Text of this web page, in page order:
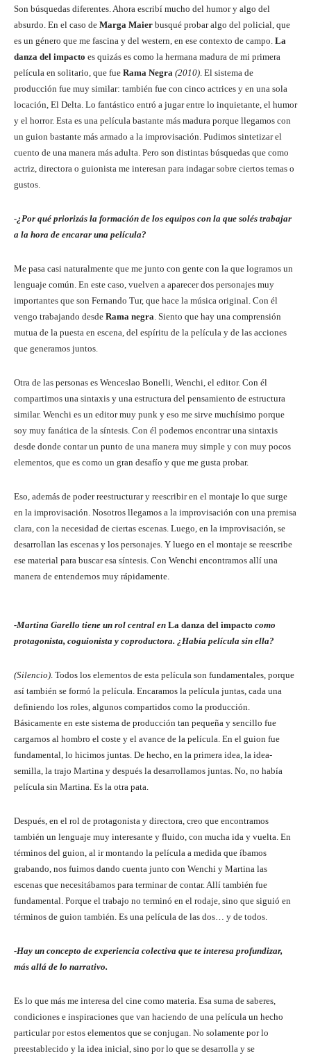
Son búsquedas diferentes. Ahora escribí mucho del humor y algo del
absurdo. En el caso de Marga Maier busqué probar algo del policial, que
es un género que me fascina y del western, en ese contexto de campo. La
danza del impacto es quizás es como la hermana madura de mi primera
película en solitario, que fue Rama Negra (2010) . El sistema de
producción fue muy similar: también fue con cinco actrices y en una sola
locación, El Delta. Lo fantástico entró a jugar entre lo inquietante, el humor
y el horror. Esta es una película bastante más madura porque llegamos con
un guion bastante más armado a la improvisación. Pudimos sintetizar el
cuento de una manera más adulta. Pero son distintas búsquedas que como
actriz, directora o guionista me interesan para indagar sobre ciertos temas o
gustos.
-¿Por qué priorizás la formación de los equipos con la que solés trabajar
a la hora de encarar una película?
Me pasa casi naturalmente que me junto con gente con la que logramos un
lenguaje común. En este caso, vuelven a aparecer dos personajes muy
importantes que son Fernando Tur, que hace la música original. Con él
vengo trabajando desde Rama negra . Siento que hay una comprensión
mutua de la puesta en escena, del espíritu de la película y de las acciones
que generamos juntos.
Otra de las personas es Wenceslao Bonelli, Wenchi, el editor. Con él
compartimos una sintaxis y una estructura del pensamiento de estructura
similar. Wenchi es un editor muy punk y eso me sirve muchísimo porque
soy muy fanática de la síntesis. Con él podemos encontrar una sintaxis
desde donde contar un punto de una manera muy simple y con muy pocos
elementos, que es como un gran desafío y que me gusta probar.
Eso, además de poder reestructurar y reescribir en el montaje lo que surge
en la improvisación. Nosotros llegamos a la improvisación con una premisa
clara, con la necesidad de ciertas escenas. Luego, en la improvisación, se
desarrollan las escenas y los personajes. Y luego en el montaje se reescribe
ese material para buscar esa síntesis. Con Wenchi encontramos allí una
manera de entendernos muy rápidamente.
-Martina Garello tiene un rol central en La danza del impacto como
protagonista, coguionista y coproductora. ¿Había película sin ella?
(Silencio) . Todos los elementos de esta película son fundamentales, porque
así también se formó la película. Encaramos la película juntas, cada una
definiendo los roles, algunos compartidos como la producción.
Básicamente en este sistema de producción tan pequeña y sencillo fue
cargarnos al hombro el coste y el avance de la película. En el guion fue
fundamental, lo hicimos juntas. De hecho, en la primera idea, la idea-
semilla, la trajo Martina y después la desarrollamos juntas. No, no había
película sin Martina. Es la otra pata.
Después, en el rol de protagonista y directora, creo que encontramos
también un lenguaje muy interesante y fluido, con mucha ida y vuelta. En
términos del guion, al ir montando la película a medida que íbamos
grabando, nos fuimos dando cuenta junto con Wenchi y Martina las
escenas que necesitábamos para terminar de contar. Allí también fue
fundamental. Porque el trabajo no terminó en el rodaje, sino que siguió en
términos de guion también. Es una película de las dos… y de todos.
-Hay un concepto de experiencia colectiva que te interesa profundizar,
más allá de lo narrativo.
Es lo que más me interesa del cine como materia. Esa suma de saberes,
condiciones e inspiraciones que van haciendo de una película un hecho
particular por estos elementos que se conjugan. No solamente por lo
preestablecido y la idea inicial, sino por lo que se desarrolla y se